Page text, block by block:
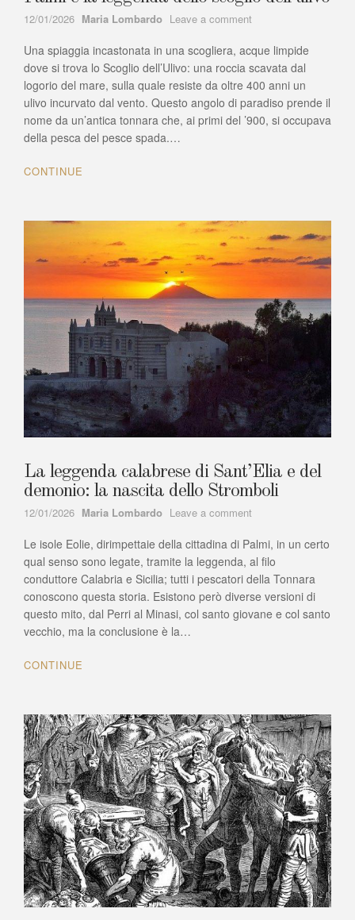
12/01/2026 Author
Maria Lombardo Leave a comment
spiaggia
della
Tonnara
di
Palmi
e
Una spiaggia incastonata in una scogliera, acque limpide
dove si trova lo Scoglio dell’Ulivo: una roccia scavata dal
logorio del mare, sulla quale resiste da oltre 400 anni un
ulivo incurvato dal vento. Questo angolo di paradiso prende il
nome da un’antica tonnara che, ai primi del ’900, si occupava
della pesca del pesce spada.…
CONTINUE
La leggenda calabrese di Sant’Elia e del
demonio: la nascita dello Stromboli
12/01/2026 Author
Maria Lombardo Leave a comment
leggenda
calabrese
di
Sant’Elia
del
Le isole Eolie, dirimpettaie della cittadina di Palmi, in un certo
qual senso sono legate, tramite la leggenda, al filo
conduttore Calabria e Sicilia; tutti i pescatori della Tonnara
conoscono questa storia. Esistono però diverse versioni di
questo mito, dal Perri al Minasi, col santo giovane e col santo
vecchio, ma la conclusione è la…
CONTINUE